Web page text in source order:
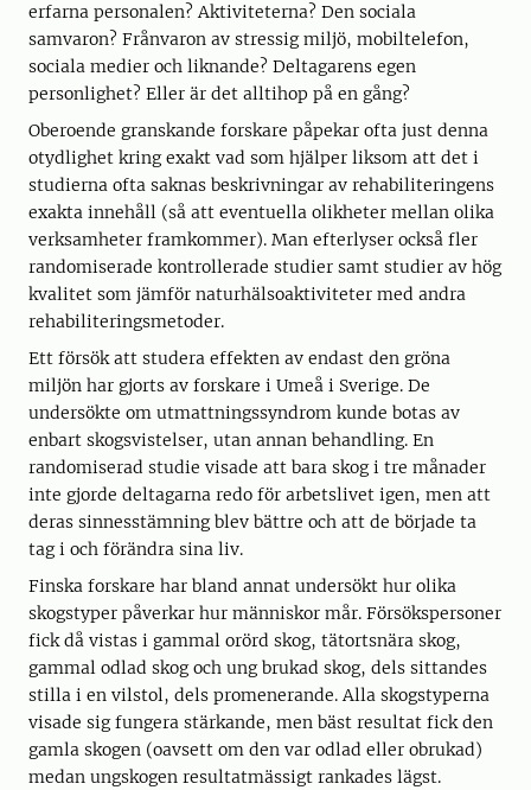
erfarna personalen? Aktiviteterna? Den sociala
samvaron? Frånvaron av stressig miljö, mobiltelefon,
sociala medier och liknande? Deltagarens egen
personlighet? Eller är det alltihop på en gång?
Oberoende granskande forskare påpekar ofta just denna
otydlighet kring exakt vad som hjälper liksom att det i
studierna ofta saknas beskrivningar av rehabiliteringens
exakta innehåll (så att eventuella olikheter mellan olika
verksamheter framkommer). Man efterlyser också fler
randomiserade kontrollerade studier samt studier av hög
kvalitet som jämför naturhälsoaktiviteter med andra
rehabiliteringsmetoder.
Ett försök att studera effekten av endast den gröna
miljön har gjorts av forskare i Umeå i Sverige. De
undersökte om utmattningssyndrom kunde botas av
enbart skogsvistelser, utan annan behandling. En
randomiserad studie visade att bara skog i tre månader
inte gjorde deltagarna redo för arbetslivet igen, men att
deras sinnesstämning blev bättre och att de började ta
tag i och förändra sina liv.
Finska forskare har bland annat undersökt hur olika
skogstyper påverkar hur människor mår. Försökspersoner
fick då vistas i gammal orörd skog, tätortsnära skog,
gammal odlad skog och ung brukad skog, dels sittandes
stilla i en vilstol, dels promenerande. Alla skogstyperna
visade sig fungera stärkande, men bäst resultat fick den
gamla skogen (oavsett om den var odlad eller obrukad)
medan ungskogen resultatmässigt rankades lägst.